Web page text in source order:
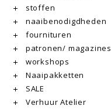
stoffen
naaibenodigdheden
fournituren
patronen/ magazines
workshops
Naaipakketten
SALE
Verhuur Atelier